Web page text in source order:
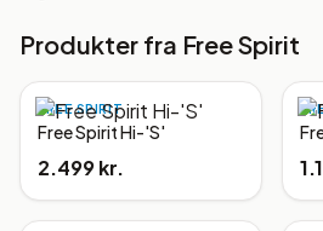
Produkter fra Free Spirit
FREE SPIRIT
Free Spirit Hi-'S'
2.499 kr.